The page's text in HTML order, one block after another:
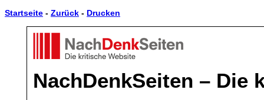
Startseite - Zurück - Drucken
NachDenkSeiten – Die